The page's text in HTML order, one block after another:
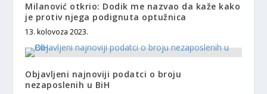
Milanović otkrio: Dodik me nazvao da kaže kako
je protiv njega podignuta optužnica
13. kolovoza 2023.
Objavljeni najnoviji podatci o broju
nezaposlenih u BiH